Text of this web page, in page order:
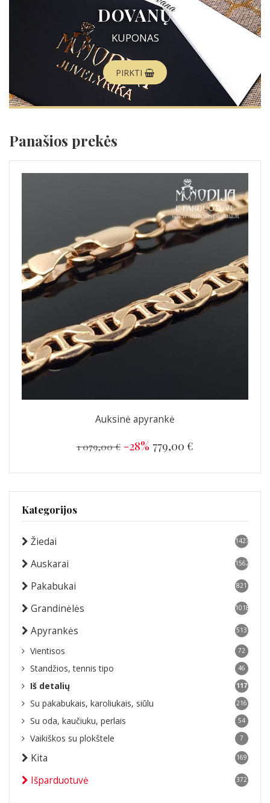
DOVANŲ
KUPONAS
PIRKTI
Panašios prekės
Auksinė apyrankė
1 079,00 € -28% 779,00 €
Kategorijos
Žiedai 1427
Auskarai 1562
Pakabukai 821
Grandinėlės 1018
Apyrankės 513
Vientisos 72
Standžios, tennis tipo 46
Iš detalių 117
Su pakabukais, karoliukais, siūlu 216
Su oda, kaučiuku, perlais 54
Vaikiškos su plokštele 7
Kita 169
Išparduotuvė 372